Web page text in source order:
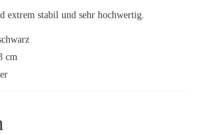
extrem stabil und sehr hochwertig.
cm